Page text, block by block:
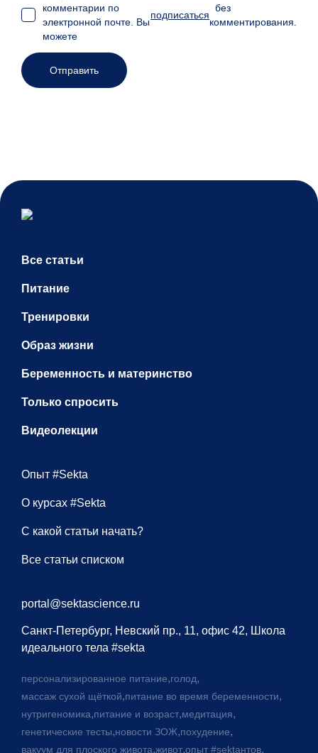
комментарии по
электронной почте. Вы
можете
подписаться
без
комментирования.
Все статьи
Питание
Тренировки
Образ жизни
Беременность и материнство
Только спросить
Видеолекции
Опыт #Sekta
О курсах #Sekta
С какой статьи начать?
Все статьи списком
portal@sektascience.ru
Санкт-Петербург, Невский пр., 11, офис 42, Школа
идеального тела #sekta
персонализированное питание,голод,
массаж сухой щёткой,питание во время беременности,
нутригеномика,питание и возраст,медитация,
генетические тесты,новости ЗОЖ,похудение,
вакуум для плоского живота,живот,опыт #sektaнтов,